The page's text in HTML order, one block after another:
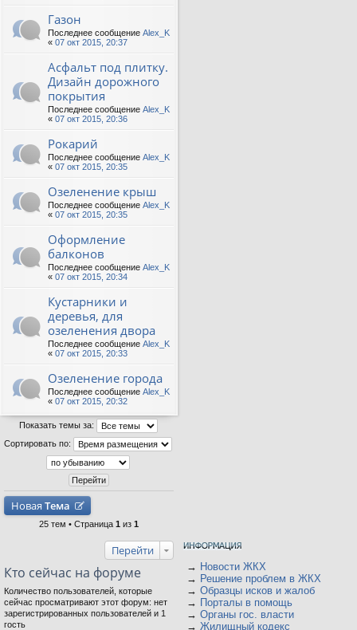
Газон
Последнее сообщение Alex_K
« 07 окт 2015, 20:37
Асфальт под плитку.
Дизайн дорожного
покрытия
Последнее сообщение Alex_K
« 07 окт 2015, 20:36
Рокарий
Последнее сообщение Alex_K
« 07 окт 2015, 20:35
Озеленение крыш
Последнее сообщение Alex_K
« 07 окт 2015, 20:35
Оформление
балконов
Последнее сообщение Alex_K
« 07 окт 2015, 20:34
Кустарники и
деревья, для
озеленения двора
Последнее сообщение Alex_K
« 07 окт 2015, 20:33
Озеленение города
Последнее сообщение Alex_K
« 07 окт 2015, 20:32
Показать темы за:
Сортировать по:
Новая Тема
25 тем • Страница 1 из 1
Перейти
Кто сейчас на форуме
Количество пользователей, которые
сейчас просматривают этот форум: нет
зарегистрированных пользователей и 1
гость
→ Новости ЖКХ
→ Решение проблем в ЖКХ
→ Образцы исков и жалоб
→ Порталы в помощь
→ Органы гос. власти
→ Жилищный кодекс